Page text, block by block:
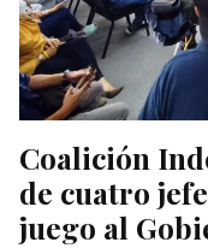
Coalición
de cuatro
juego al